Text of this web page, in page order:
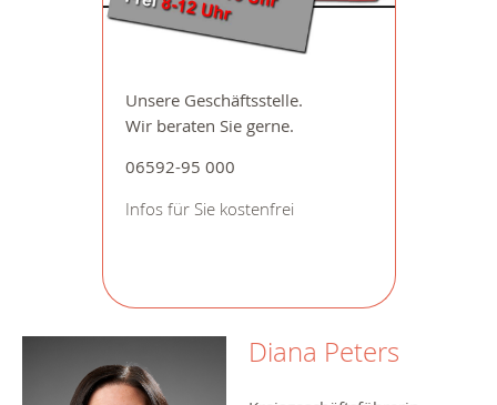
Unsere Geschäftsstelle.
Wir beraten Sie gerne.
06592-95 000
Infos für Sie kostenfrei
Diana Peters